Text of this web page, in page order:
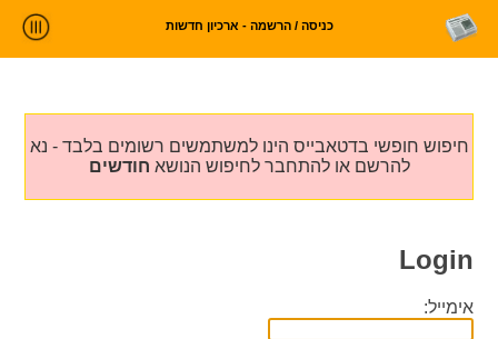
כניסה / הרשמה - ארכיון חדשות
ניתוח חדשות
עלינו
חיפוש חופשי בדטאבייס הינו למשתמשים רשומים בלבד - נא
להרשם או להתחבר לחיפוש הנושא חודשים
Login
אימייל: